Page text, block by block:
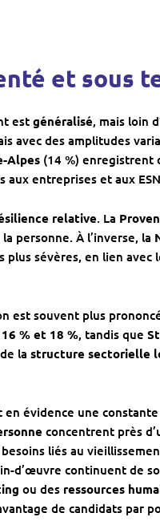
et sous
est généralisé, mais loin
avec des amplitudes
Alpes (14 %) enregistrent
entreprises et aux
relative. La
personne. À l’inverse, la
plus sévères, en lien
est souvent plus
16 % et 18 %, tandis que
la structure sectorielle
évidence une constante
concentrent près
liés au
d’œuvre continuent de
ou des ressources
de candidats par